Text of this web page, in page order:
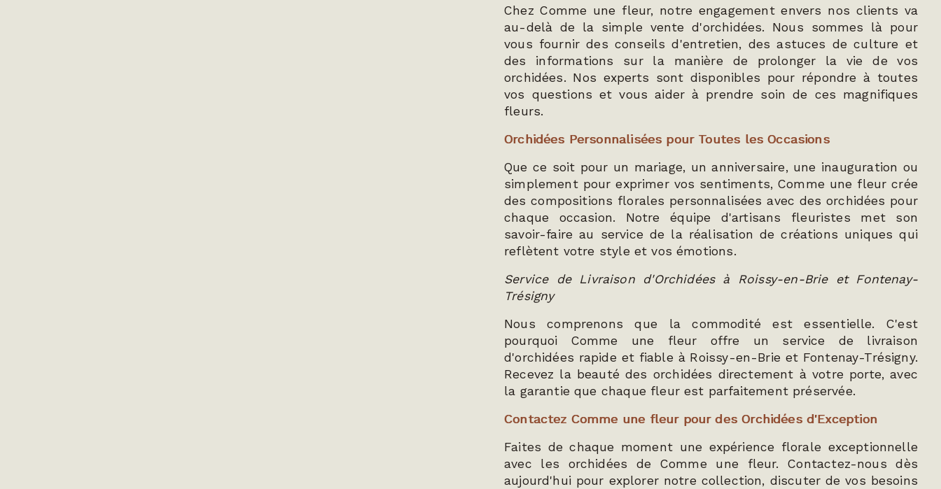
Chez Comme une fleur, notre engagement envers nos clients va
au-delà de la simple vente d'orchidées. Nous sommes là pour
vous fournir des conseils d'entretien, des astuces de culture et
des informations sur la manière de prolonger la vie de vos
orchidées. Nos experts sont disponibles pour répondre à toutes
vos questions et vous aider à prendre soin de ces magnifiques
fleurs.
Orchidées Personnalisées pour Toutes les Occasions
Que ce soit pour un mariage, un anniversaire, une inauguration ou
simplement pour exprimer vos sentiments, Comme une fleur crée
des compositions florales personnalisées avec des orchidées pour
chaque occasion. Notre équipe d'artisans fleuristes met son
savoir-faire au service de la réalisation de créations uniques qui
reflètent votre style et vos émotions.
Service de Livraison d'Orchidées à Roissy-en-Brie et Fontenay-
Trésigny
Nous comprenons que la commodité est essentielle. C'est
pourquoi Comme une fleur offre un service de livraison
d'orchidées rapide et fiable à Roissy-en-Brie et Fontenay-Trésigny.
Recevez la beauté des orchidées directement à votre porte, avec
la garantie que chaque fleur est parfaitement préservée.
Contactez Comme une fleur pour des Orchidées d'Exception
Faites de chaque moment une expérience florale exceptionnelle
avec les orchidées de Comme une fleur. Contactez-nous dès
aujourd'hui pour explorer notre collection, discuter de vos besoins